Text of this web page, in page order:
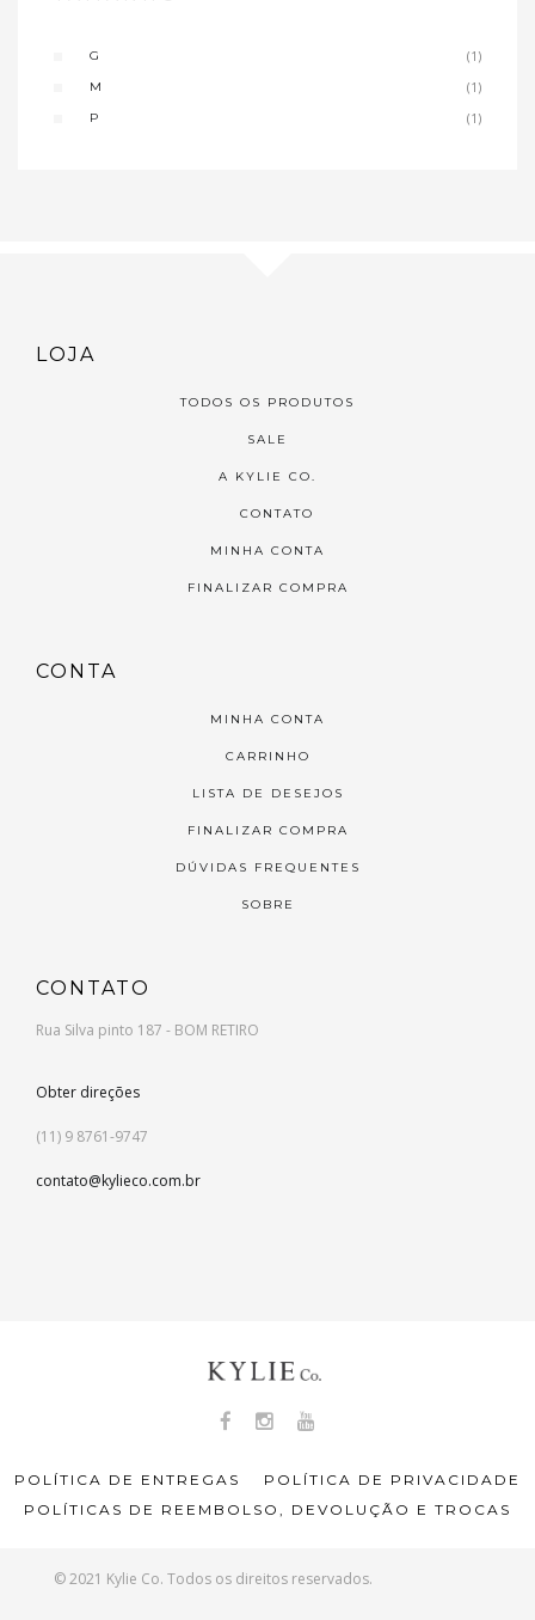
G (1)
M (1)
P (1)
LOJA
TODOS OS PRODUTOS
SALE
A KYLIE CO.
CONTATO
MINHA CONTA
FINALIZAR COMPRA
CONTA
MINHA CONTA
CARRINHO
LISTA DE DESEJOS
FINALIZAR COMPRA
DÚVIDAS FREQUENTES
SOBRE
CONTATO
Rua Silva pinto 187 - BOM RETIRO
Obter direções
(11) 9 8761-9747
contato@kylieco.com.br
POLÍTICA DE ENTREGAS
POLÍTICA DE PRIVACIDADE
POLÍTICAS DE REEMBOLSO, DEVOLUÇÃO E TROCAS
© 2021 Kylie Co. Todos os direitos reservados.